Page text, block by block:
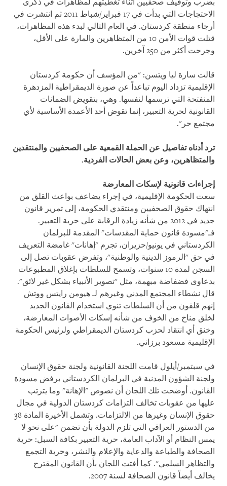
بضرب وتوقيف صحفيين أثناء تغطيتهم لمظاهرات في ذكرى
الاحتجاجات التي بدأت في 17 فبراير/شباط 2011 ثم انتشرت في
أرجاء منطقة كردستان. في العام التالي لبدء هذه المظاهرات،
قتلت قوات الأمن 10 من المتظاهرين والمارة على الأقل،
وجرحت أكثر من 250 آخرين.
قالت سارة ليا ويتسن: "من المؤسف أن حكومة كردستان
الإقليمية تزداد اليوم تباعداً عن صورة الديمقراطية المزدهرة
المنفتحة التي ترسمها لنفسها. وهي، بتقويض الضمانات
القانونية لحرية التعبير، إنما تقوض أحد الأعمدة الأساسية لأي
مجتمع حر".
ترد أدناه تفاصيل عن الحملة القمعية على الصحفيين والمنتقدين
والمتظاهرين، وعن بعض الحالات الفردية.
إجراءات قانونية لإسكات المعارضة
سعت الحكومة الإقليمية، في إجراء يضاعف بواعث القلق من
انتهاك حقوق الصحفيين ومنتقدي الحكومة، إلى تمرير قانون
جديد في 2012 من شأنه زيادة الرقابة على حرية التعبير.
فـ"مسودة قانون حماية المقدسات" المقدمة للبرلمان
الكردستاني في يونيو/حزيران، تجرم "إهانات" غامضة التعريف
في حق "الرموز الدينية والوطنية"، وتفرض عقوبات تصل إلى
السجن لمدة 10 سنوات، وتسمح للسلطات بإغلاق المطبوعات
بدعاوى فضفاضة مبهمة، مثل "تصوير الأنبياء بشكل غير لائق".
قال نشطاء المجتمع المدني وغيرهم لـ هيومن رايتس ووتش
إنهم قلقون من أن السلطات تنوي استخدام القانون الجديد
لخلق مناخ من الخوف من شأنه إسكات الأصوات المعارضة،
وخنق أي انتقاد لحزب كردستان الديمقراطي ولرئيس الحكومة
الإقليمية مسعود برزاني.
في سبتمبر/أيلول قامت اللجنة القانونية ولجنة حقوق الإنسان
ولجنة الشؤون المدنية في البرلمان الكردستاني برفض مسودة
القانون. أوضحت تلك اللجان أن نصوص "الإهانة" وما يترتب
عليها من عقوبات تخالف التزامات كردستان الدولية في مجال
حقوق الإنسان وغيرها من الالتزامات. وتشمل الأخيرة المادة 38
من الدستور العراقي التي تلزم الدولة بأن تضمن "على نحو لا
يمس النظام أو الآداب العامة، حرية التعبير بكافة السبل: حرية
الصحافة والطباعة والدعاية والإعلام والنشر، وحرية التجمع
والتظاهر السلمي". كما أفتت اللجان بأن القانون المقترح
يخالف أيضاً قانون الصحافة لسنة 2007.